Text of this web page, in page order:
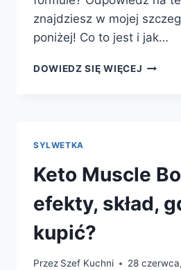
znajdziesz w mojej
poniżej! Co to jest i jak…
DOWIEDZ SIĘ WIĘCEJ KETO
KUPIĆ?
SYLWETKA
Keto Muscle
efekty, skład,
kupić?
Przez Szef Kuchni 28